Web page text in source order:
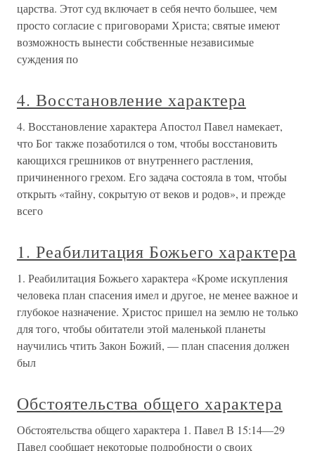
царства. Этот суд включает в себя нечто большее, чем
просто согласие с приговорами Христа; святые имеют
возможность вынести собственные независимые
суждения по
4. Восстановление характера
4. Восстановление характера Апостол Павел намекает,
что Бог также позаботился о том, чтобы восстановить
кающихся грешников от внутреннего растления,
причиненного грехом. Его задача состояла в том, чтобы
открыть «тайну, сокрытую от веков и родов», и прежде
всего
1. Реабилитация Божьего характера
1. Реабилитация Божьего характера «Кроме искупления
человека план спасения имел и другое, не менее важное и
глубокое назначение. Христос пришел на землю не только
для того, чтобы обитатели этой маленькой планеты
научились чтить Закон Божий, — план спасения должен
был
Обстоятельства общего характера
Обстоятельства общего характера 1. Павел В 15:14—29
Павел сообщает некоторые подробности о своих